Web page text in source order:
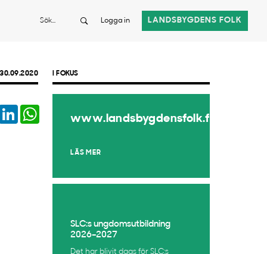
Sök Logga in LANDSBYGDENS FOLK
30.09.2020
LinkedIn
I FOKUS
www.landsbygdensfolk.fi
LÄS MER
SLC:s ungdomsutbildning
2026–2027
Det har blivit dags för SLC:s